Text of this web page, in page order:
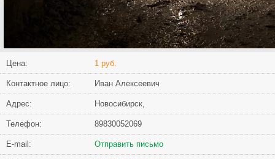
Цена: 1 руб.
Контактное лицо: Иван Алексеевич
Адрес: Новосибирск,
Телефон: 89830052069
Е-mail: Отправить письмо